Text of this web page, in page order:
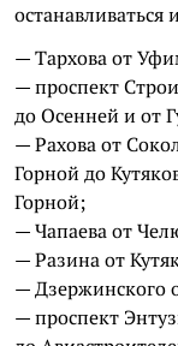
— Тархова от
— проспект
до Осенней и от
— Рахова от
Горной до
Горной;
— Чапаева от
— Разина от
— Дзержинского
— проспект